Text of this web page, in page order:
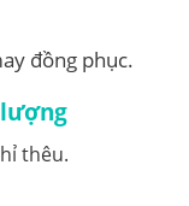
đồng phục.
thêu.